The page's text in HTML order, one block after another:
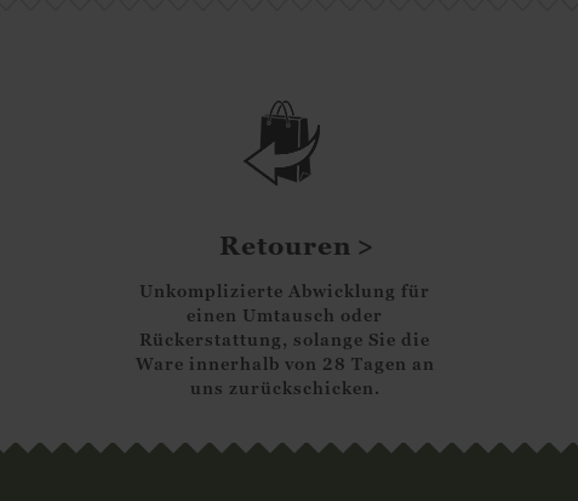
Retouren
Unkomplizierte Abwicklung für
einen Umtausch oder
Rückerstattung, solange Sie die
Ware innerhalb von 28 Tagen an
uns zurückschicken.